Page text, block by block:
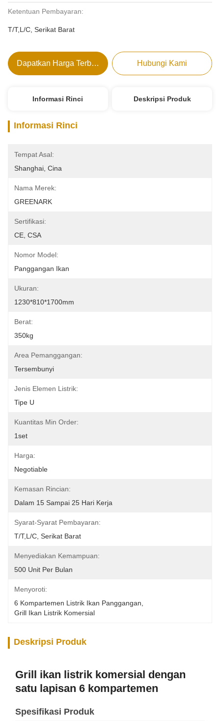
Ketentuan Pembayaran:
T/T,L/C, Serikat Barat
Dapatkan Harga Terbaik Hubungi Kami
Informasi Rinci Deskripsi Produk
Informasi Rinci
Tempat Asal:
Shanghai, Cina
Nama Merek:
GREENARK
Sertifikasi:
CE, CSA
Nomor Model:
Panggangan Ikan
Ukuran:
1230*810*1700mm
Berat:
350kg
Area Pemanggangan:
Tersembunyi
Jenis Elemen Listrik:
Tipe U
Kuantitas Min Order:
1set
Harga:
Negotiable
Kemasan Rincian:
Dalam 15 Sampai 25 Hari Kerja
Syarat-Syarat Pembayaran:
T/T,L/C, Serikat Barat
Menyediakan Kemampuan:
500 Unit Per Bulan
Menyoroti:
6 Kompartemen Listrik Ikan Panggangan
Grill Ikan Listrik Komersial
Deskripsi Produk
Grill ikan listrik komersial dengan
satu lapisan 6 kompartemen
Spesifikasi Produk